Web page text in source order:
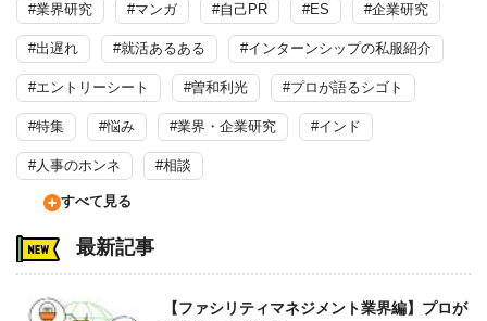
#業界研究 #マンガ #自己PR #ES #企業研究
#出遅れ #就活あるある #インターンシップの私服紹介
#エントリーシート #曽和利光 #プロが語るシゴト
#特集 #悩み #業界・企業研究 #インド
#人事のホンネ #相談
すべて見る
最新記事
【ファシリティマネジメント業界編】プロが